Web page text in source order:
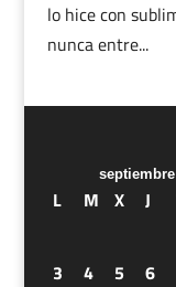
lo hice con
nunca entre...
septiembre
L M X J
3
4 5 6